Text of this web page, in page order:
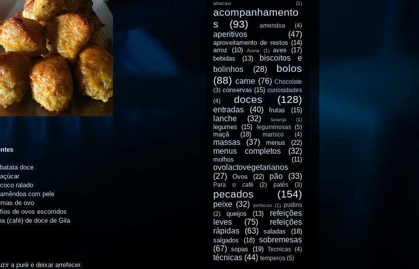
doce
ralado
com pele
de ovo
de ovos escorridos
(café) de doce de Gila
a puré e deixar arrefecer.
abacaxi (1)
acompanhamento
s
(93) amendoa (4)
aperitivos (47)
aproveitamento de restos (14)
arroz
(10) Aveia (1) aves
(17)
bebidas
(13)
biscoitos e
bolinhos
(28)
bolos
(88) carne (76) Chocolate
(3) conservas (15) curiosidades
(4)
doces (128)
entradas (40) frutas (15)
lanche (32) laranja (1)
legumes (15) leguminosas (5)
maçã (18) marisco (4)
massas (37) menus (22)
menus completos (32)
molhos (11)
ovolactovegetarianos
(27)
Ovos (22) pão (33)
Para o café (2) patês (3)
pecados (154)
peixe (32) petiscos (1) pudins
(2)
queijos (13)
refeições
leves
(75)
refeições
rápidas
(63) saladas
(18)
salgados
(18)
sobremesas
(67) sopas (19) Tecnicas (4)
técnicas (44) temperos (5)